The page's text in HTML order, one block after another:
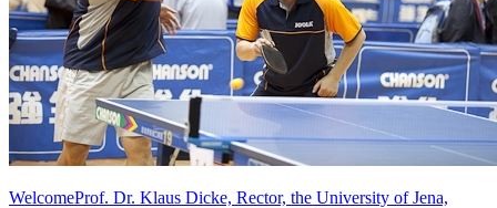
WelcomeProf. Dr. Klaus Dicke, Rector, the University of Jena,